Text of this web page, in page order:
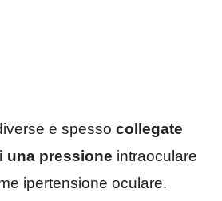
e spesso collegate
una pressione intraoculare
ipertensione oculare.